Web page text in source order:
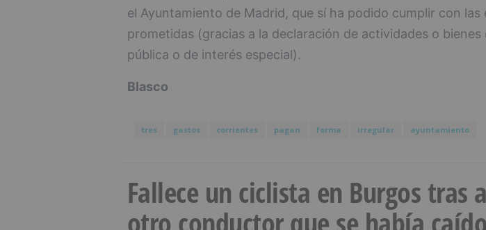
el Ayuntamiento de Madrid, que sí ha podido cumplir con las
prometidas (gracias a la declaración de actividades o bienes
pública o de interés especial).
Blasco
tres gastos corrientes pagan forma irregular ayuntamiento
Fallece un ciclista en Burgos tras